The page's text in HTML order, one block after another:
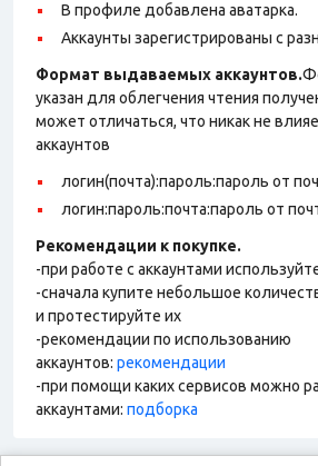
В профиле добавлена аватарка.
Аккаунты зарегистрированы с
Формат выдаваемых аккаунтов.
указан для облегчения чтения
может отличаться, что никак не
аккаунтов
логин(почта):пароль:пароль от
логин:пароль:почта:пароль от
Рекомендации к покупке.
-при работе с аккаунтами
-сначала купите небольшое
и протестируйте их
-рекомендации по использованию
аккаунтов: рекомендации
-при помощи каких сервисов можно
аккаунтами: подборка